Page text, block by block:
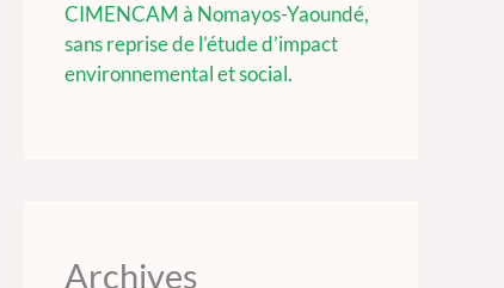
CIMENCAM à Nomayos-Yaoundé,
sans reprise de l’étude d’impact
environnemental et social.
Archives